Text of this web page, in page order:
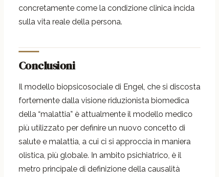
concretamente come la condizione clinica incida
sulla vita reale della persona.
Conclusioni
Il modello biopsicosociale di Engel, che si discosta
fortemente dalla visione riduzionista biomedica
della “malattia” è attualmente il modello medico
più utilizzato per definire un nuovo concetto di
salute e malattia, a cui ci si approccia in maniera
olistica, più globale. In ambito psichiatrico, è il
metro principale di definizione della causalità